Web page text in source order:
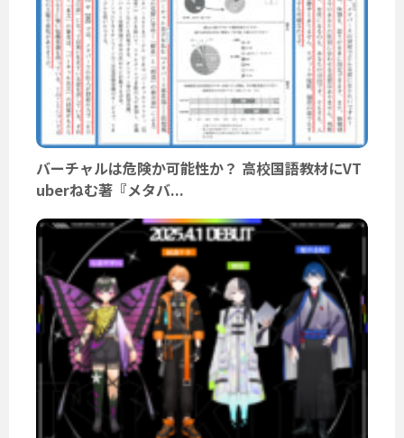
バーチャルは危険か可能性か？ 高校国語教材にVT
uberねむ著『メタバ...